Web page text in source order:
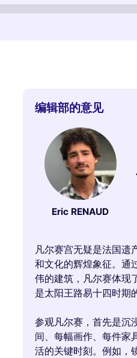
编辑部的意见
Eric RENAUD
凡尔赛宫无疑是法国遗
和文化的辉煌象征。通
伟的建筑，凡尔赛体现
是太阳王路易十四时期
参观凡尔赛，首先是沉
间、每幅画作、每件家
活的关键时刻。例如，